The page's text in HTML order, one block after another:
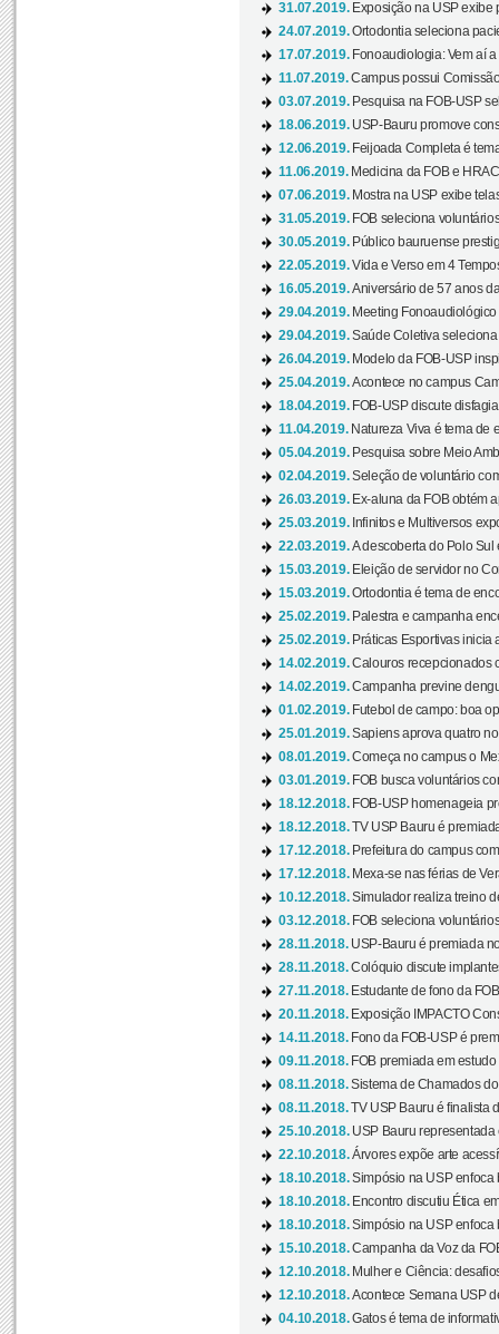
31.07.2019. Exposição na USP exibe
24.07.2019.Ortodontia seleciona
17.07.2019. Fonoaudiologia: Vem aí
11.07.2019.Campus possui
03.07.2019. Pesquisa na FOB-USP
18.06.2019. USP-Bauru promove
12.06.2019. Feijoada Completa é
11.06.2019. Medicina da FOB e
07.06.2019. Mostra na USP exibe
31.05.2019. FOB seleciona
30.05.2019. Público bauruense
22.05.2019.Vida e Verso em 4
16.05.2019.Aniversário de 57 anos
29.04.2019. Meeting
29.04.2019.Saúde Coletiva
26.04.2019. Modelo da FOB-USP
25.04.2019.Acontece no campus
18.04.2019. FOB-USP discute
11.04.2019. Natureza Viva é tema de
05.04.2019. Pesquisa sobre Meio
02.04.2019.Seleção de voluntário
26.03.2019. Ex-aluna da FOB obtém
25.03.2019. Infinitos e Multiversos
22.03.2019.A descoberta do Polo Sul
15.03.2019. Eleição de servidor no
15.03.2019.Ortodontia é tema de
25.02.2019. Palestra e campanha
25.02.2019. Práticas Esportivas inicia
14.02.2019.Calouros recepcionados
14.02.2019.Campanha previne
01.02.2019. Futebol de campo: boa
25.01.2019.Sapiens aprova quatro
08.01.2019.Começa no campus o
03.01.2019. FOB busca voluntários
18.12.2018. FOB-USP homenageia
18.12.2018.TV USP Bauru é
17.12.2018. Prefeitura do campus
17.12.2018. Mexa-se nas férias de
10.12.2018.Simulador realiza treino
03.12.2018. FOB seleciona
28.11.2018. USP-Bauru é premiada
28.11.2018.Colóquio discute
27.11.2018. Estudante de fono da
20.11.2018. Exposição IMPACTO
14.11.2018. Fono da FOB-USP é
09.11.2018. FOB premiada em estudo
08.11.2018.Sistema de Chamados
08.11.2018.TV USP Bauru é finalista
25.10.2018. USP Bauru representada
22.10.2018.Árvores expõe arte
18.10.2018.Simpósio na USP enfoca
18.10.2018. Encontro discutiu Ética
18.10.2018.Simpósio na USP enfoca
15.10.2018.Campanha da Voz da
12.10.2018. Mulher e Ciência:
12.10.2018.Acontece Semana USP
04.10.2018.Gatos é tema de